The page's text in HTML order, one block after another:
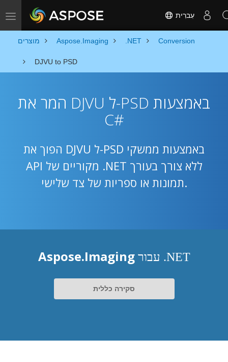
Toggle navigation עִברִית
מוצרים Aspose.Imaging .NET Conversion
DJVU to PSD
המר את DJVU ל-PSD באמצעות
C#
הפוך את DJVU ל-PSD באמצעות ממשקי
API מקוריים של .NET ללא צורך בעורך
תמונות או ספריות של צד שלישי.
Aspose.Imaging עבור .NET
סקירה כללית